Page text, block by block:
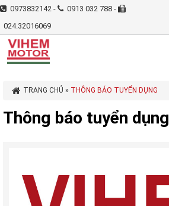
0973832142 -
0913 032 788 -
024.32016069
TRANG CHỦ » THÔNG BÁO TUYỂN DỤNG
Thông báo tuyển dụng